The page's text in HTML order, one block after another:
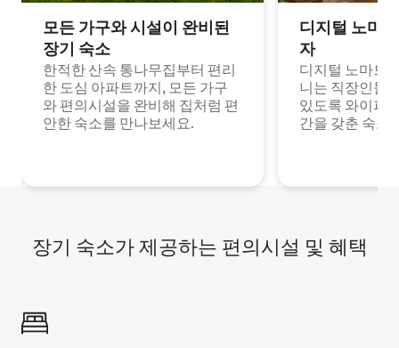
모든 가구와 시설이 완비된
장기 숙소
한적한 산속 통나무집부터 편리
한 도심 아파트까지, 모든 가구
와 편의시설을 완비해 집처럼 편
안한 숙소를 만나보세요.
디지털 노마
자
디지털 노마드
니는 직장인들
있도록 와이파
간을 갖춘 숙소
장기 숙소가 제공하는 편의시설 및 혜택